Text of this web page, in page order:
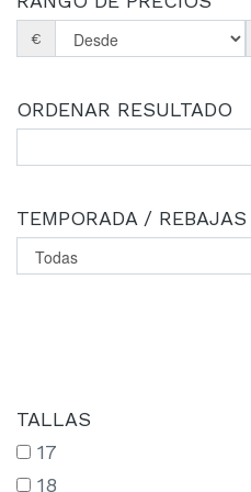
€
ORDENAR RESULTADO
TEMPORADA / REBAJAS
TALLAS
17
18